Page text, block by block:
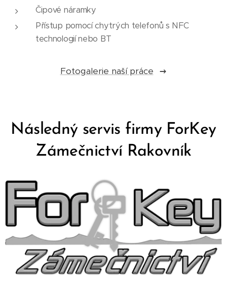
Čipové náramky
Přístup pomocí chytrých telefonů s NFC
technologií nebo BT
Fotogalerie naší práce
Následný servis firmy ForKey
Zámečnictví Rakovník